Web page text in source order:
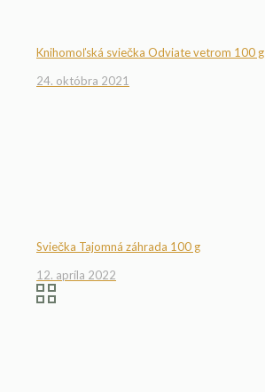
Knihomoľská sviečka Odviate vetrom 100 g
24. októbra 2021
Sviečka Tajomná záhrada 100 g
12. apríla 2022